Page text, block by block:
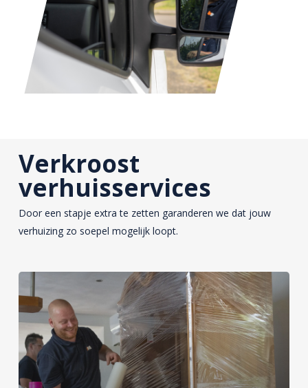
Verkroost
verhuisservices
Door een stapje extra te zetten garanderen we dat jouw
verhuizing zo soepel mogelijk loopt.